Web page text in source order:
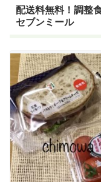
配送料無料！調整
セブンミール